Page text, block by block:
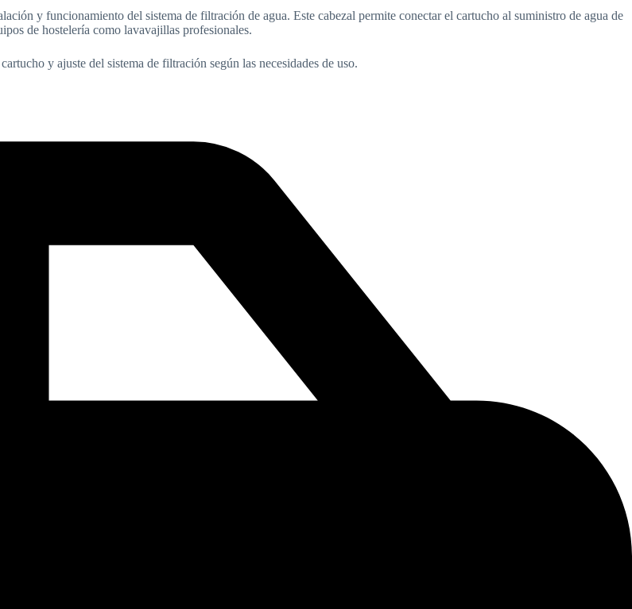
y funcionamiento del sistema de filtración de agua. Este cabezal permite conectar el cartucho al suministro de agua de
de hostelería como lavavajillas profesionales.
y ajuste del sistema de filtración según las necesidades de uso.